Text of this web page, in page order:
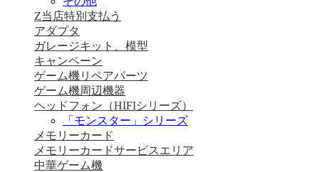
Z当店特別支払う
アダプタ
ガレージキット、模型
キャンペーン
ゲーム機リペアパーツ
ゲーム機周辺機器
ヘッドフォン（HIFIシリーズ）
「モンスター」シリーズ
メモリーカード
メモリーカードサービスエリア
中華ゲーム機